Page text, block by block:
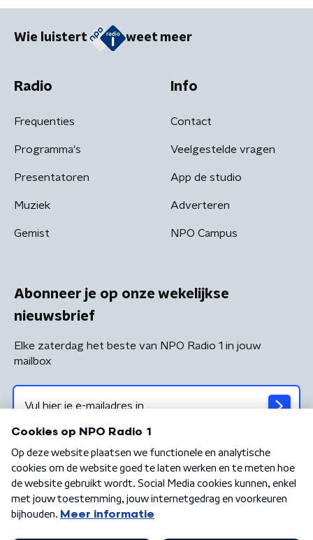
Wie luistert weet meer
Radio
Frequenties
Programma's
Presentatoren
Muziek
Gemist
Info
Contact
Veelgestelde vragen
App de studio
Adverteren
NPO Campus
Abonneer je op onze wekelijkse
nieuwsbrief
Elke zaterdag het beste van NPO Radio 1 in jouw
mailbox
Algemene voorwaarden